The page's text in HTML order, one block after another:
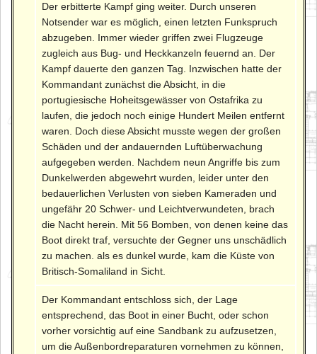
Der erbitterte Kampf ging weiter. Durch unseren
Notsender war es möglich, einen letzten Funkspruch
abzugeben. Immer wieder griffen zwei Flugzeuge
zugleich aus Bug- und Heckkanzeln feuernd an. Der
Kampf dauerte den ganzen Tag. Inzwischen hatte der
Kommandant zunächst die Absicht, in die
portugiesische Hoheitsgewässer von Ostafrika zu
laufen, die jedoch noch einige Hundert Meilen entfernt
waren. Doch diese Absicht musste wegen der großen
Schäden und der andauernden Luftüberwachung
aufgegeben werden. Nachdem neun Angriffe bis zum
Dunkelwerden abgewehrt wurden, leider unter den
bedauerlichen Verlusten von sieben Kameraden und
ungefähr 20 Schwer- und Leichtverwundeten, brach
die Nacht herein. Mit 56 Bomben, von denen keine das
Boot direkt traf, versuchte der Gegner uns unschädlich
zu machen. als es dunkel wurde, kam die Küste von
Britisch-Somaliland in Sicht.
Der Kommandant entschloss sich, der Lage
entsprechend, das Boot in einer Bucht, oder schon
vorher vorsichtig auf eine Sandbank zu aufzusetzen,
um die Außenbordreparaturen vornehmen zu können,